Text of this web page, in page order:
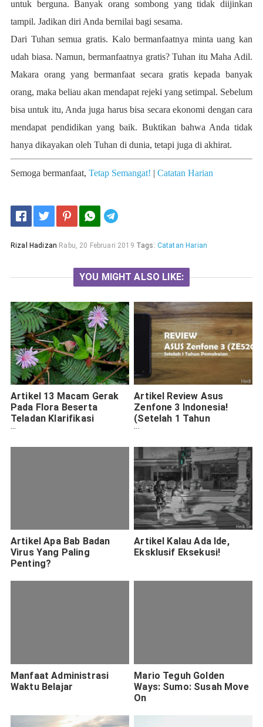
untuk berguna. Banyak orang sombong yang tidak diijinkan
tampil. Jadikan diri Anda bernilai bagi sesama.
Dari Tuhan semua gratis. Kalo bermanfaatnya minta uang kan
udah biasa. Namun, bermanfaatnya gratis? Tuhan itu Maha Adil.
Makara orang yang bermanfaat secara gratis kepada banyak
orang, maka beliau akan mendapat rejeki yang setimpal. Sebelum
bisa untuk itu, Anda juga harus bisa secara ekonomi dengan cara
mendapat pendidikan yang baik. Buktikan bahwa Anda tidak
hanya dikayakan oleh Tuhan di dunia, tetapi juga di akhirat.
Semoga bermanfaat, Tetap Semangat! | Catatan Harian
Rizal Hadizan Rabu, 20 Februari 2019 Tags: Catatan Harian
YOU MIGHT ALSO LIKE:
Artikel 13 Macam Gerak
Pada Flora Beserta
Teladan Klarifikasi
Lengkap
Artikel Review Asus
Zenfone 3 Indonesia!
(Setelah 1 Tahun
Pemakaian)
Artikel Apa Bab Badan
Virus Yang Paling
Penting?
Artikel Kalau Ada Ide,
Eksklusif Eksekusi!
Manfaat Administrasi
Waktu Belajar
Mario Teguh Golden
Ways: Sumo: Susah Move
On